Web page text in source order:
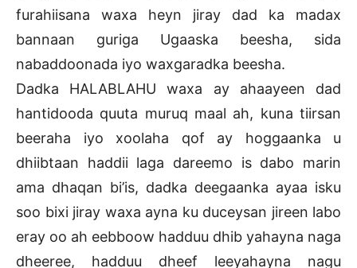
furahiisana waxa heyn jiray dad ka madax
bannaan guriga Ugaaska beesha, sida
nabaddoonada iyo waxgaradka beesha.
Dadka HALABLAHU waxa ay ahaayeen dad
hantidooda quuta muruq maal ah, kuna tiirsan
beeraha iyo xoolaha qof ay hoggaanka u
dhiibtaan haddii laga dareemo is dabo marin
ama dhaqan bi’is, dadka deegaanka ayaa isku
soo bixi jiray waxa ayna ku duceysan jireen labo
eray oo ah eebboow hadduu dhib yahayna naga
dheeree, hadduu dheef leeyahayna nagu